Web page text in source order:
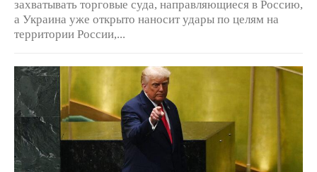
захватывать торговые суда, направляющиеся в Россию,
а Украина уже открыто наносит удары по целям на
территории России,...